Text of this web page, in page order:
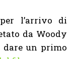
l’arrivo di
da Woody
dare un primo